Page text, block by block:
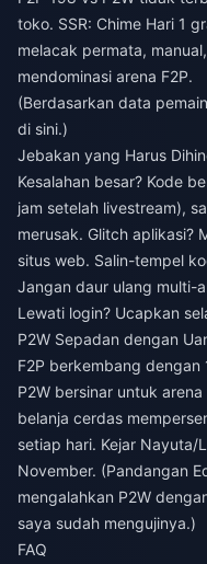
toko. SSR: Chime Hari 1
melacak permata,
mendominasi arena F2P.
(Berdasarkan data
di sini.)
Jebakan yang Harus
Kesalahan besar? Kode
jam setelah livestream),
merusak. Glitch aplikasi?
situs web. Salin-tempel
Jangan daur ulang multi-
Lewati login? Ucapkan
P2W Sepadan dengan
F2P berkembang dengan
P2W bersinar untuk
belanja cerdas
setiap hari. Kejar Nayuta/
November. (Pandangan
mengalahkan P2W
saya sudah mengujinya.)
FAQ